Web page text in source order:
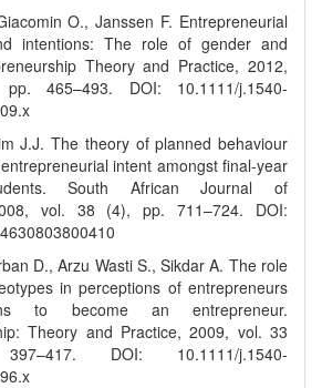
O., Janssen F. Entrepreneurial
intentions: The role of gender and
Theory and Practice, 2012,
465–493. DOI: 10.1111/j.1540-
J.J. The theory of planned behaviour
intent amongst final-year
South African Journal of
vol. 38 (4), pp. 711–724. DOI:
D., Arzu Wasti S., Sikdar A. The role
in perceptions of entrepreneurs
to become an entrepreneur.
Theory and Practice, 2009, vol. 33
DOI: 10.1111/j.1540-